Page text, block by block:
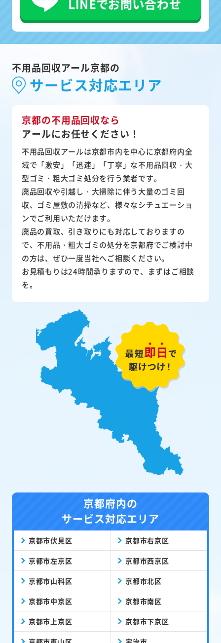
不用品回収アール京都の
サービス対応エリア
京都の不用品回収なら
アールにお任せください！
不用品回収アールは京都市内を中心に京都府内全
域で「激安」「迅速」「丁寧」な不用品回収・大
型ゴミ・粗大ゴミ処分を行う業者です。
廃品回収や引越し・大掃除に伴う大量のゴミ回
収、ゴミ屋敷の清掃など、様々なシチュエーショ
ンでご利用いただけます。
廃品の買取、引き取りにも対応しておりますの
で、不用品・粗大ゴミの処分を京都府でご検討中
の方は、ぜひ一度当社へご相談ください。
お見積もりは24時間承りますので、まずはご相談
を。
京都府内の
サービス対応エリア
京都市伏見区 京都市右京区
京都市左京区 京都市西京区
京都市山科区 京都市北区
京都市中京区 京都市南区
京都市上京区 京都市下京区